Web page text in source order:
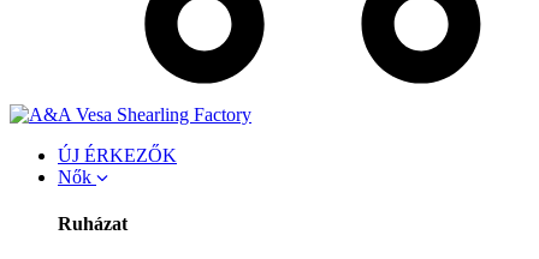
ÚJ ÉRKEZŐK
Nők
Ruházat